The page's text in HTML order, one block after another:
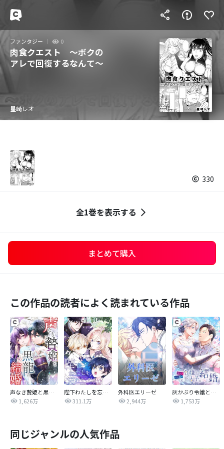
ファンタジー 0
肉食クエスト ～ボクの
アレで回復するなんて～
星崎レオ
330
全1巻を表示する
まとめて購入
この作品の読者によく読まれている作品
声なき贄姫と黒龍の結婚
1,626万
陛下わたしを忘れてください
311.1万
外科医エリーゼ
2,944万
灰かぶり令嬢と行き遅れ元王太子の結婚
1,753万
同じジャンルの人気作品